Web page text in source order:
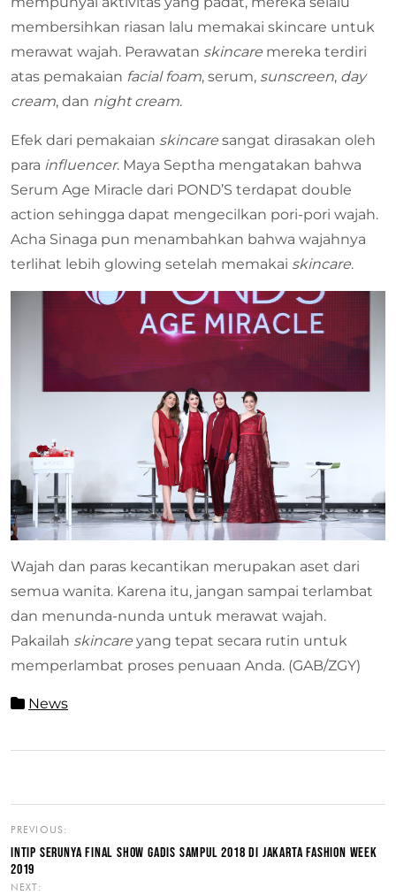
membersihkan riasan lalu memakai skincare untuk
merawat wajah. Perawatan skincare mereka terdiri
atas pemakaian facial foam, serum, sunscreen, day
cream, dan night cream.
Efek dari pemakaian skincare sangat dirasakan oleh
para influencer. Maya Septha mengatakan bahwa
Serum Age Miracle dari POND’S terdapat double
action sehingga dapat mengecilkan pori-pori wajah.
Acha Sinaga pun menambahkan bahwa wajahnya
terlihat lebih glowing setelah memakai skincare.
Wajah dan paras kecantikan merupakan aset dari
semua wanita. Karena itu, jangan sampai terlambat
dan menunda-nunda untuk merawat wajah.
Pakailah skincare yang tepat secara rutin untuk
memperlambat proses penuaan Anda. (GAB/ZGY)
News
PREVIOUS:
INTIP SERUNYA FINAL SHOW GADIS SAMPUL 2018 DI JAKARTA FASHION WEEK
2019
NEXT: